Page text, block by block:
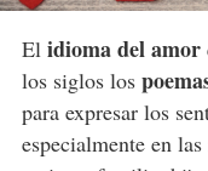
El idioma del amor
los siglos los
para expresar los
especialmente en